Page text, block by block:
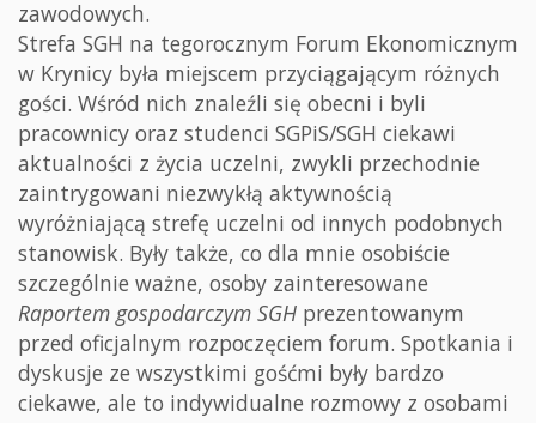
zawodowych.
Strefa SGH na tegorocznym Forum Ekonomicznym
w Krynicy była miejscem przyciągającym różnych
gości. Wśród nich znaleźli się obecni i byli
pracownicy oraz studenci SGPiS/SGH ciekawi
aktualności z życia uczelni, zwykli przechodnie
zaintrygowani niezwykłą aktywnością
wyróżniającą strefę uczelni od innych podobnych
stanowisk. Były także, co dla mnie osobiście
szczególnie ważne, osoby zainteresowane
Raportem gospodarczym SGH prezentowanym
przed oficjalnym rozpoczęciem forum. Spotkania i
dyskusje ze wszystkimi gośćmi były bardzo
ciekawe, ale to indywidualne rozmowy z osobami